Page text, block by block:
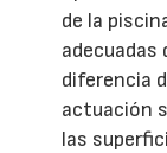
de la
adecuadas
diferencia
actuación
las